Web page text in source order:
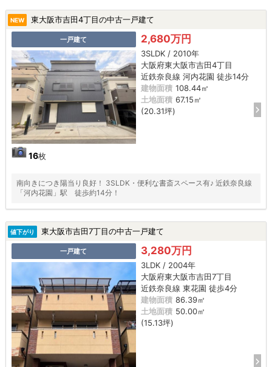
NEW 東大阪市吉田4丁目の中古一戸建て
一戸建て
16枚
2,680万円
3SLDK / 2010年
大阪府東大阪市吉田4丁目
近鉄奈良線 河内花園 徒歩14分
建物面積 108.44㎡
土地面積 67.15㎡
(20.31坪)
南向きにつき陽当り良好！ 3SLDK・便利な書斎スペース有♪ 近鉄奈良線
「河内花園」駅 徒歩約14分！
値下がり 東大阪市吉田7丁目の中古一戸建て
一戸建て 3,280万円
3LDK / 2004年
大阪府東大阪市吉田7丁目
近鉄奈良線 東花園 徒歩4分
建物面積 86.39㎡
土地面積 50.00㎡
(15.13坪)